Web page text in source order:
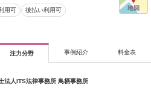
用可 後払い利用可
注力分野 事例紹介 料金表
法人ITS法律事務所 鳥栖事務所